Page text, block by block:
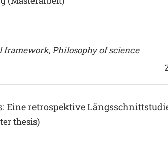
Philosophy of science
retrospektive
thesis)